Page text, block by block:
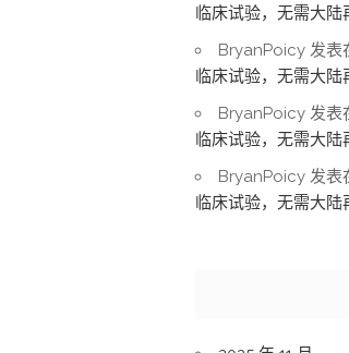
临床试验，无需大陆
BryanPoicy 发表
临床试验，无需大陆
BryanPoicy 发表
临床试验，无需大陆
BryanPoicy 发表
临床试验，无需大陆